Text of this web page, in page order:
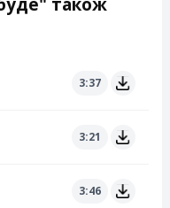
3:37
3:21
3:46